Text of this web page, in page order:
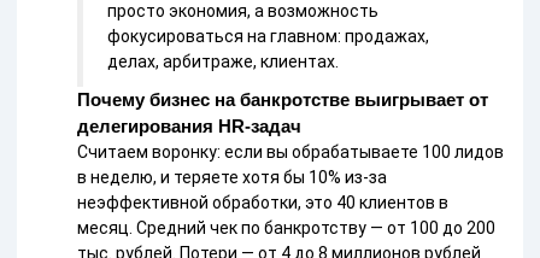
просто экономия, а возможность
фокусироваться на главном: продажах,
делах, арбитраже, клиентах.
Почему бизнес на банкротстве выигрывает от
делегирования HR-задач
Считаем воронку: если вы обрабатываете 100 лидов
в неделю, и теряете хотя бы 10% из-за
неэффективной обработки, это 40 клиентов в
месяц. Средний чек по банкротству — от 100 до 200
тыс. рублей. Потери — от 4 до 8 миллионов рублей